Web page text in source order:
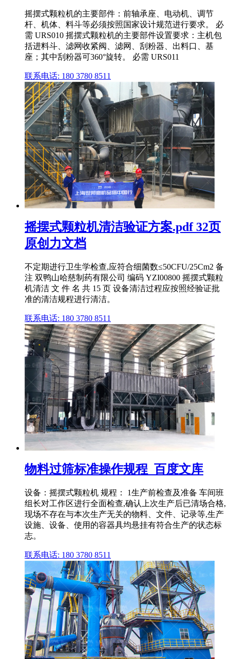
摇摆式颗粒机的主要部件：前轴承座、电动机、调节
杆、机体、料斗等必须按照国家设计规范进行要求。 必
需 URS010 摇摆式颗粒机的主要部件设置要求：主机包
括进料斗、滤网收紧阀、滤网、刮粉器、出料口、基
座；其中刮粉器可360°旋转。 必需 URS011
联系电话: 180 3780 8511
摇摆式颗粒机清洁验证方案.pdf 32页
原创力文档
不定期进行卫生学检查,应符合细菌数≤50CFU/25Cm2 备
注 双鸭山哈慈制药有限公司 编码 YZI00800 摇摆式颗粒
机清洁 文 件 名 共 15 页 设备清洁过程应按照经验证批
准的清洁规程进行清洁。
联系电话: 180 3780 8511
物料过筛标准操作规程_百度文库
设备：摇摆式颗粒机 规程： 1生产前检查及准备 车间班
组长对工作区进行全面检查,确认上次生产后已清场合格,
现场不存在与本次生产无关的物料、文件、记录等,生产
设施、设备、使用的容器具均悬挂有符合生产的状态标
志。
联系电话: 180 3780 8511